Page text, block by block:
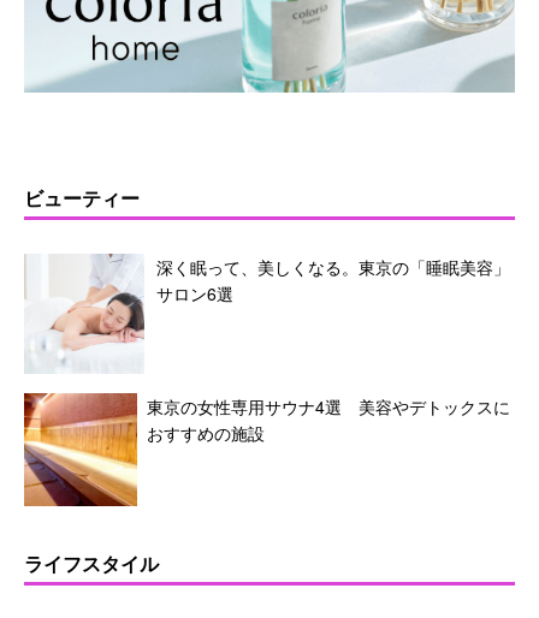
ビューティー
深く眠って、美しくなる。東京の「睡眠美容」
サロン6選
東京の女性専用サウナ4選 美容やデトックスに
おすすめの施設
ライフスタイル